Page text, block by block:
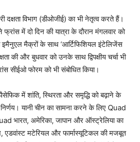
दक्षता विभाग (डीओजीई) का भी नेतृत्व करते हैं।
फ्रांस में दो दिन की यात्रा के दौरान मंगलवार को
इमैनुएल मैक्रों के साथ ‘आर्टिफिशियल इंटेलिजेंस
की और बुधवार को उनके साथ द्विपक्षीय चर्चा भी
सीईओ फोरम को भी संबोधित किया।
में शांति, स्थिरता और समृद्धि को बढ़ाने के
यानी चीन का सामना करने के लिए Quad
भारत, अमेरिका, जापान और ऑस्ट्रेलिया का
मटेरियल और फार्मास्यूटिकल की मजबूत